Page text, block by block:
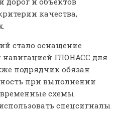
качества,
стало оснащение
навигацией ГЛОНАСС для
подрядчик обязан
при выполнении
временные схемы
спецсигналы